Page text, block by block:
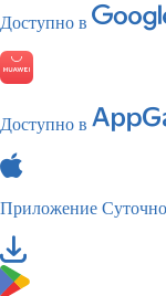
Доступно в
Доступно в
Приложение